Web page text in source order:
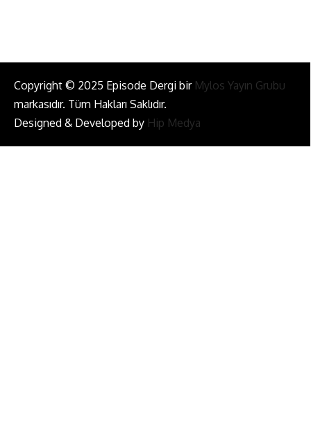
Copyright © 2025 Episode Dergi bir Mylos Yayın Grubu
markasıdır. Tüm Hakları Saklıdır.
Designed & Developed by Hip Medya